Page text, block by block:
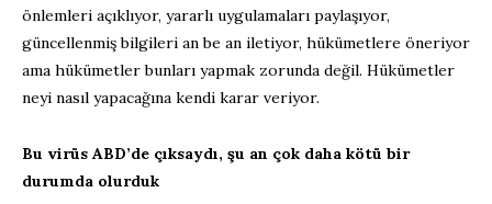
önlemleri açıklıyor, yararlı uygulamaları paylaşıyor,
güncellenmiş bilgileri an be an iletiyor, hükümetlere öneriyor
ama hükümetler bunları yapmak zorunda değil. Hükümetler
neyi nasıl yapacağına kendi karar veriyor.
Bu virüs ABD’de çıksaydı, şu an çok daha kötü bir
durumda olurduk